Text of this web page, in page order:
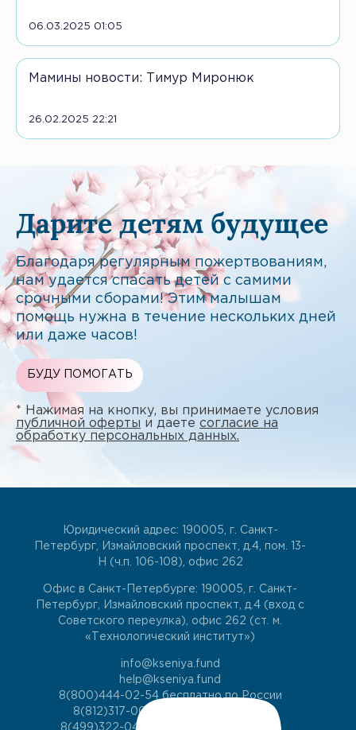
06.03.2025 01:05
Мамины новости: Тимур Миронюк
26.02.2025 22:21
Дарите детям будущее
Благодаря регулярным пожертвованиям,
нам удается спасать детей с самими
срочными сборами! Этим малышам
помощь нужна в течение нескольких дней
или даже часов!
БУДУ ПОМОГАТЬ
* Нажимая на кнопку, вы принимаете условия
публичной оферты и даете согласие на
обработку персональных данных.
Юридический адрес: 190005, г. Санкт-
Петербург, Измайловский проспект, д.4, пом. 13-
Н (ч.п. 106-108), офис 262
Офис в Санкт-Петербурге: 190005, г. Санкт-
Петербург, Измайловский проспект, д.4 (вход с
Советского переулка), офис 262 (ст. м.
«Технологический институт»)
info@kseniya.fund
help@kseniya.fund
8(800)444-02-54бесплатно по России
8(812)317-00-60
8(499)322-04-74